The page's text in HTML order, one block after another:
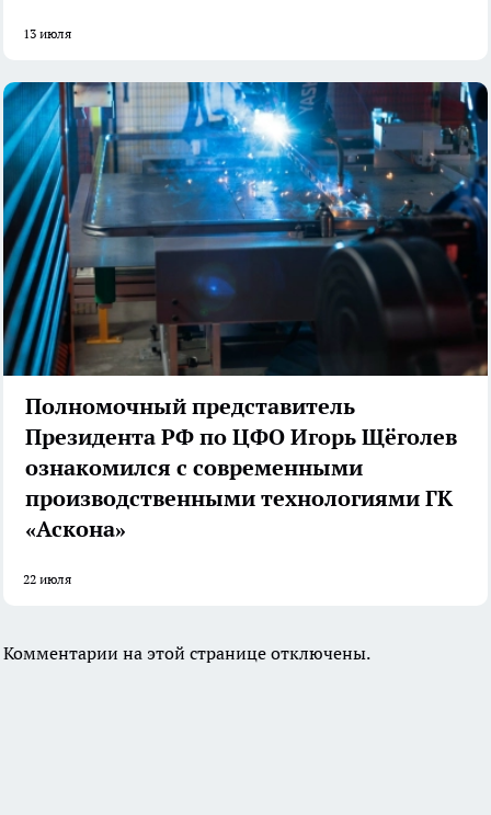
13 июля
Полномочный представитель
Президента РФ по ЦФО Игорь Щёголев
ознакомился с современными
производственными технологиями ГК
«Аскона»
22 июля
Комментарии на этой странице отключены.